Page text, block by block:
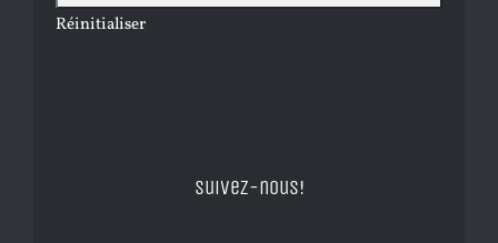
Réinitialiser
Suivez-nous!